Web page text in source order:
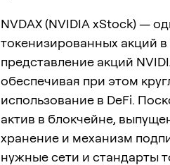
NVDAX (NVIDIA xStock) —
токенизированных акций
представление акций
обеспечивая при этом
использование в DeFi.
актив в блокчейне,
хранение и механизм
нужные сети и стандарты